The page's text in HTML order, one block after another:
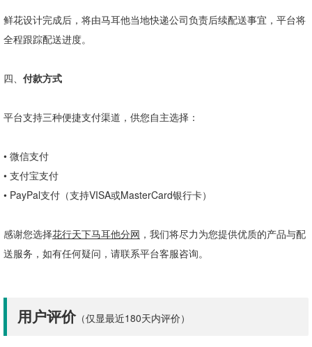
鲜花设计完成后，将由马耳他当地快递公司负责后续配送事宜，平台将
全程跟踪配送进度。
四、 付款方式
平台支持三种便捷支付渠道，供您自主选择：
• 微信支付
• 支付宝支付
• PayPal支付（支持VISA或MasterCard银行卡）
感谢您选择花行天下马耳他分网 ，我们将尽力为您提供优质的产品与配
送服务，如有任何疑问，请联系平台客服咨询。
用户评价（仅显最近180天内评价）